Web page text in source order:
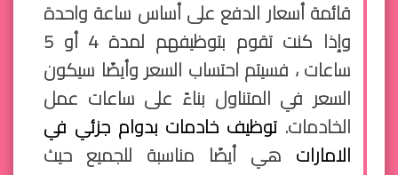
قائمة أسعار الدفع على أساس ساعة واحدة
وإذا كنت تقوم بتوظيفهم لمدة 4 أو 5
ساعات ، فسيتم احتساب السعر وأيضًا سيكون
السعر في المتناول بناءً على ساعات عمل
الخادمات. توظيف خادمات بدوام جزئي في
الامارات هي أيضًا مناسبة للجميع حيث